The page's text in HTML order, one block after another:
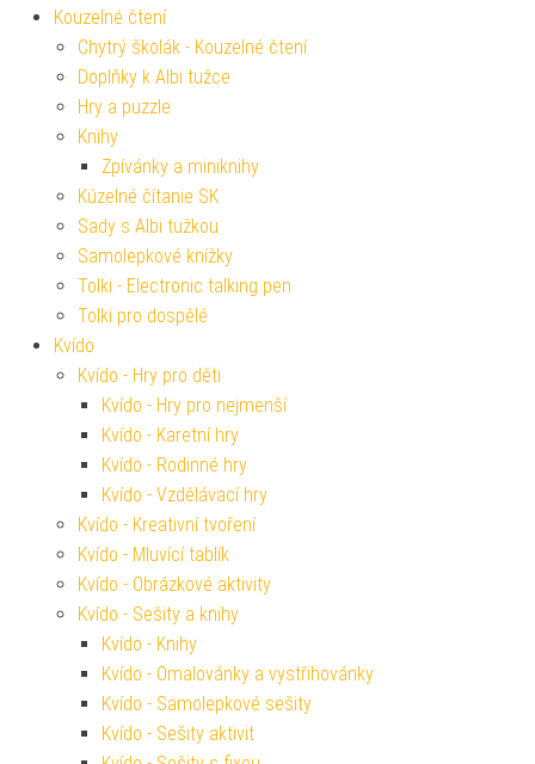
Kouzelné čtení
Chytrý školák - Kouzelné čtení
Doplňky k Albi tužce
Hry a puzzle
Knihy
Zpívánky a miniknihy
Kúzelné čítanie SK
Sady s Albi tužkou
Samolepkové knížky
Tolki - Electronic talking pen
Tolki pro dospělé
Kvído
Kvído - Hry pro děti
Kvído - Hry pro nejmenší
Kvído - Karetní hry
Kvído - Rodinné hry
Kvído - Vzdělávací hry
Kvído - Kreativní tvoření
Kvído - Mluvící tablík
Kvído - Obrázkové aktivity
Kvído - Sešity a knihy
Kvído - Knihy
Kvído - Omalovánky a vystřihovánky
Kvído - Samolepkové sešity
Kvído - Sešity aktivit